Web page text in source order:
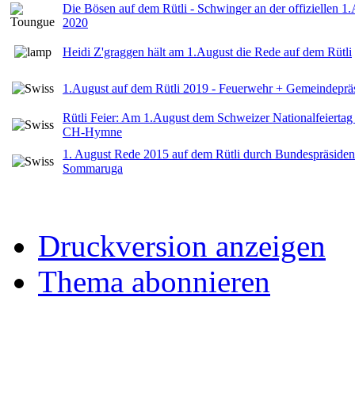
Die Bösen auf dem Rütli - Schwinger an der offiziellen
2020
Heidi Z'graggen hält am 1.August die Rede auf dem Rütli
1.August auf dem Rütli 2019 - Feuerwehr +
Rütli Feier: Am 1.August dem Schweizer
CH-Hymne
1. August Rede 2015 auf dem Rütli durch
Sommaruga
Druckversion anzeigen
Thema abonnieren